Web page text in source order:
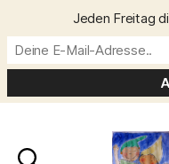
Jeden Freitag